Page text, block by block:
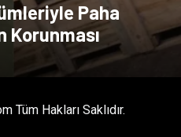
Paha
Korunması
Tüm Hakları Saklıdır.